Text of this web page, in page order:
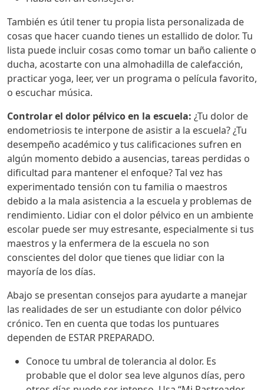
También es útil tener tu propia lista personalizada de
cosas que hacer cuando tienes un estallido de dolor. Tu
lista puede incluir cosas como tomar un baño caliente o
ducha, acostarte con una almohadilla de calefacción,
practicar yoga, leer, ver un programa o película favorito,
o escuchar música.
Controlar el dolor pélvico en la escuela: ¿Tu dolor de
endometriosis te interpone de asistir a la escuela? ¿Tu
desempeño académico y tus calificaciones sufren en
algún momento debido a ausencias, tareas perdidas o
dificultad para mantener el enfoque? Tal vez has
experimentado tensión con tu familia o maestros
debido a la mala asistencia a la escuela y problemas de
rendimiento. Lidiar con el dolor pélvico en un ambiente
escolar puede ser muy estresante, especialmente si tus
maestros y la enfermera de la escuela no son
conscientes del dolor que tienes que lidiar con la
mayoría de los días.
Abajo se presentan consejos para ayudarte a manejar
las realidades de ser un estudiante con dolor pélvico
crónico. Ten en cuenta que todas los puntuares
dependen de ESTAR PREPARADO.
Conoce tu umbral de tolerancia al dolor. Es
probable que el dolor sea leve algunos días, pero